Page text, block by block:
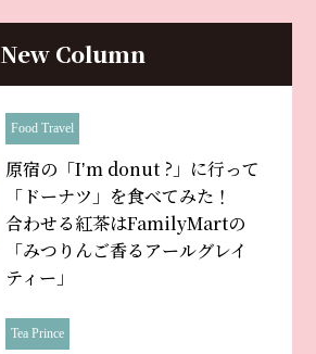
New Column
Food Travel
原宿の「Iʼm donut ?」に行って
「ドーナツ」を食べてみた！
合わせる紅茶はFamilyMartの
「みつりんご香るアールグレイ
ティー」
Tea Prince